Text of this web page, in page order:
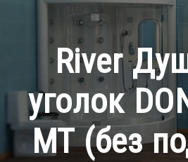
River
уголок
МТ (без